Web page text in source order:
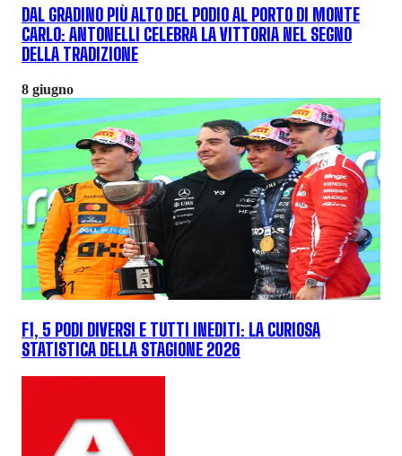
DAL GRADINO PIÙ ALTO DEL PODIO AL PORTO DI MONTE
CARLO: ANTONELLI CELEBRA LA VITTORIA NEL SEGNO
DELLA TRADIZIONE
8 giugno
F1, 5 PODI DIVERSI E TUTTI INEDITI: LA CURIOSA
STATISTICA DELLA STAGIONE 2026